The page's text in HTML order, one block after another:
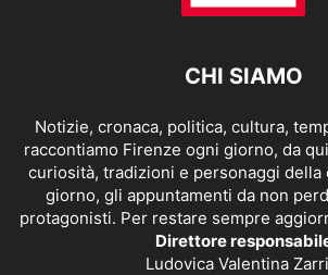
CHI SIAMO
Notizie, cronaca, politica, cultura,
raccontiamo Firenze ogni giorno, da
curiosità, tradizioni e personaggi della
giorno, gli appuntamenti da non
protagonisti. Per restare sempre
Direttore
Ludovica Valentina